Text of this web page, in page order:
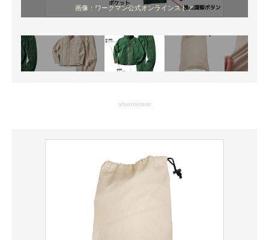
画像：ワークマン公式オンラインストア
advertisement